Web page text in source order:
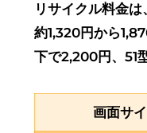
リサイクル料金
約1,320円から
下で2,200円、51
画面サ